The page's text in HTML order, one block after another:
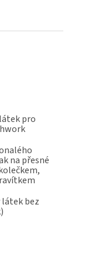
pro
na přesné
bez